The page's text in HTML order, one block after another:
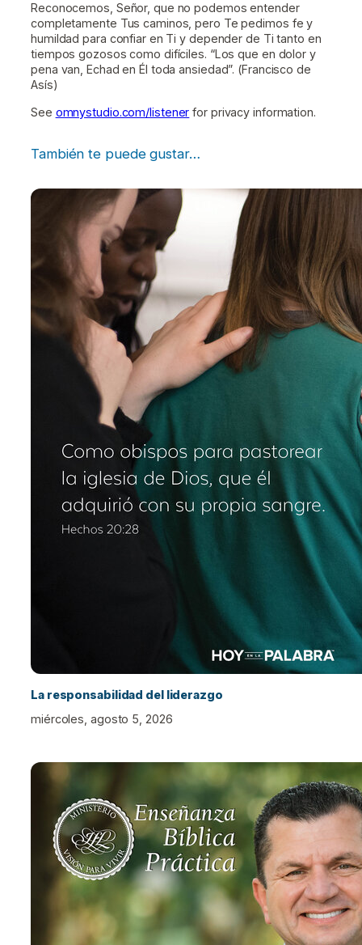
Reconocemos, Señor, que no podemos entender
completamente Tus caminos, pero Te pedimos fe y
humildad para confiar en Ti y depender de Ti tanto en
tiempos gozosos como difíciles. “Los que en dolor y
pena van, Echad en Él toda ansiedad”. (Francisco de
Asís)
See omnystudio.com/listener for privacy information.
También te puede gustar…
La responsabilidad del liderazgo
miércoles, agosto 5, 2026